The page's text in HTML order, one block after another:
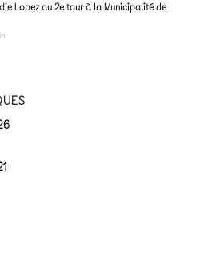
Lopez au 2e tour à la Municipalité de